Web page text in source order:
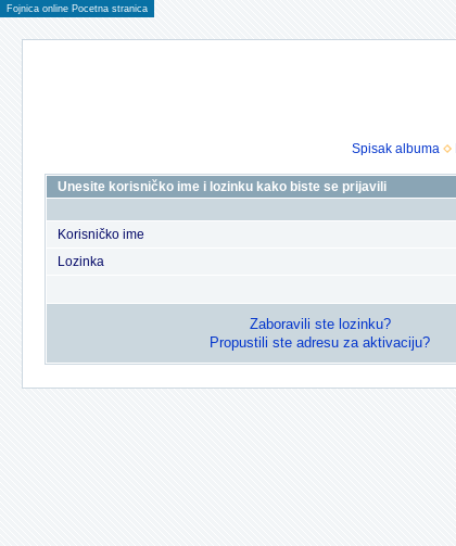
Fojnica online Pocetna stranica
Spisak albuma
Unesite korisničko ime i lozinku kako biste se prijavili
Korisničko ime
Lozinka
Zaboravili ste lozinku?
Propustili ste adresu za aktivaciju?